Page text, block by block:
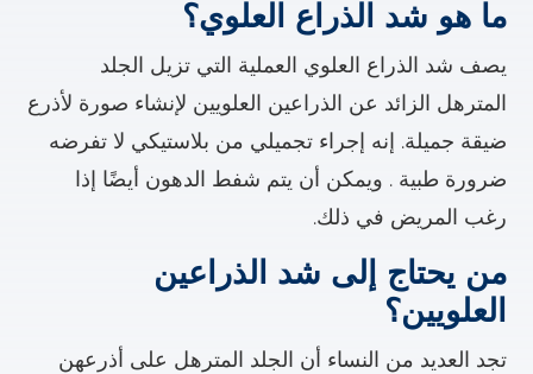
ما هو شد الذراع العلوي؟
يصف شد الذراع العلوي العملية التي تزيل الجلد
المترهل الزائد عن الذراعين العلويين لإنشاء صورة لأذرع
ضيقة جميلة. إنه إجراء تجميلي من بلاستيكي لا تفرضه
ضرورة طبية . ويمكن أن يتم شفط الدهون أيضًا إذا
رغب المريض في ذلك.
من يحتاج إلى شد الذراعين
العلويين؟
تجد العديد من النساء أن الجلد المترهل على أذرعهن